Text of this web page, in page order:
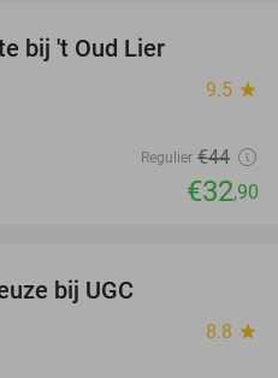
bij 't Oud Lier
9.5 star
Regulier €44
€32,90
bij UGC
8.8 star